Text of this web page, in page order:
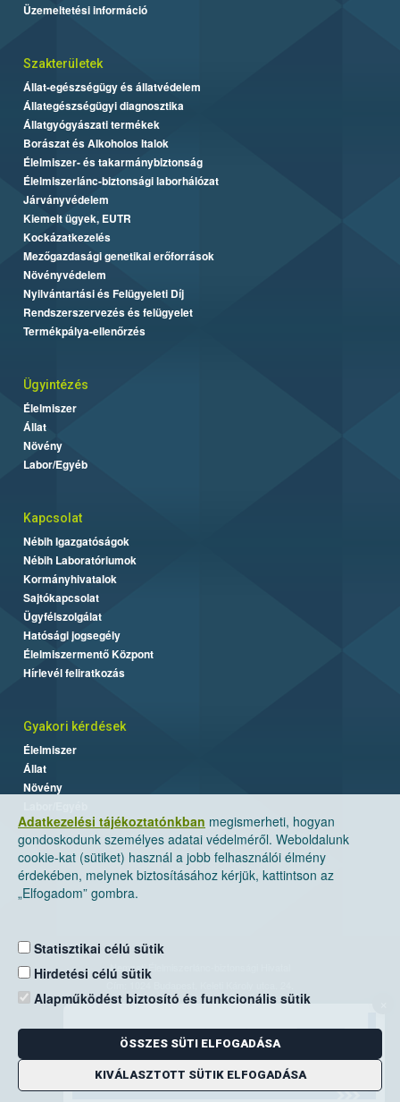
Adatkezelési tájékoztatónkban megismerheti, hogyan
gondoskodunk személyes adatai védelméről. Weboldalunk
cookie-kat (sütiket) használ a jobb felhasználói élmény
érdekében, melynek biztosításához kérjük, kattintson az
„Elfogadom” gombra.
Statisztikai célú sütik
Hirdetési célú sütik
Alapműködést biztosító és funkcionális sütik
ÖSSZES SÜTI ELFOGADÁSA
KIVÁLASZTOTT SÜTIK ELFOGADÁSA
Üzemeltetési információ
Szakterületek
Állat-egészségügy és állatvédelem
Állategészségügyi diagnosztika
Állatgyógyászati termékek
Borászat és Alkoholos Italok
Élelmiszer- és takarmánybiztonság
Élelmiszerlánc-biztonsági laborhálózat
Járványvédelem
Kiemelt ügyek, EUTR
Kockázatkezelés
Mezőgazdasági genetikai erőforrások
Növényvédelem
Nyilvántartási és Felügyeleti Díj
Rendszerszervezés és felügyelet
Termékpálya-ellenőrzés
Ügyintézés
Élelmiszer
Állat
Növény
Labor/Egyéb
Kapcsolat
Nébih Igazgatóságok
Nébih Laboratóriumok
Kormányhivatalok
Sajtókapcsolat
Ügyfélszolgálat
Hatósági jogsegély
Élelmiszermentő Központ
Hírlevél feliratkozás
Gyakori kérdések
Élelmiszer
Állat
Növény
Nemzeti Élelmiszerlánc-biztonsági Hivatal
Levelezési cím: 1525 Budapest. Pf. 30.
E-mail:ugyfelszolgalat@nebih.gov.hu
Zöld szám: 06-80/263-244
Telefon: 06-1/ 336-9000